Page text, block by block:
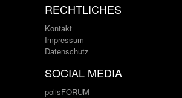
RECHTLICHES
Kontakt
Impressum
Datenschutz
SOCIAL MEDIA
polisFORUM